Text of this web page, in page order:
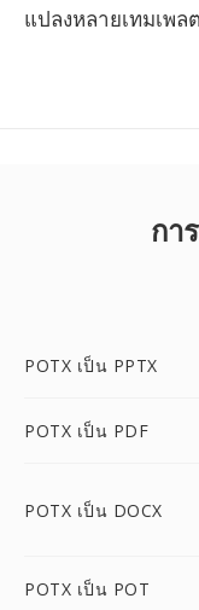
แปลงหลายเทมเพ
กา
POTX เป็น PPTX
POTX เป็น PDF
POTX เป็น DOCX
POTX เป็น POT